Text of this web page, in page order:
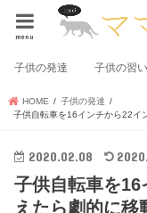
menu
子供の発達 子供の習
HOME
子供の発達
子供自転車を16インチから22イ
2020.02.08
子供自転車を
えたら劇的に移